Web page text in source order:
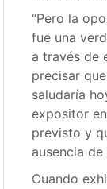
“Pero la
fue una
a través de
precisar
saludaría
expositor
previsto y
ausencia
Cuando